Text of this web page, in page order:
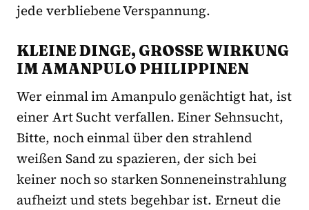
jede verbliebene Verspannung.
KLEINE DINGE, GROSSE WIRKUNG I
M AMANPULO PHILIPPINEN
Wer einmal im Amanpulo genächtigt hat, ist
einer Art Sucht verfallen. Einer Sehnsucht,
Bitte, noch einmal über den strahlend
weißen Sand zu spazieren, der sich bei
keiner noch so starken Sonneneinstrahlung
aufheizt und stets begehbar ist. Erneut die